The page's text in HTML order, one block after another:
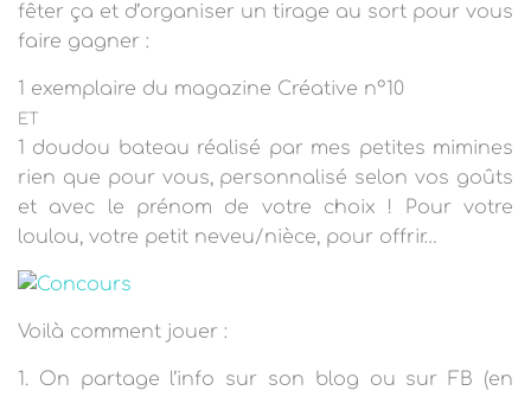
fêter ça et d’organiser un tirage au sort pour vous
faire gagner :
1 exemplaire du magazine Créative n°10
ET
1 doudou bateau réalisé par mes petites mimines
rien que pour vous, personnalisé selon vos goûts
et avec le prénom de votre choix ! Pour votre
loulou, votre petit neveu/nièce, pour offrir…
Voilà comment jouer :
1. On partage l’info sur son blog ou sur FB (en